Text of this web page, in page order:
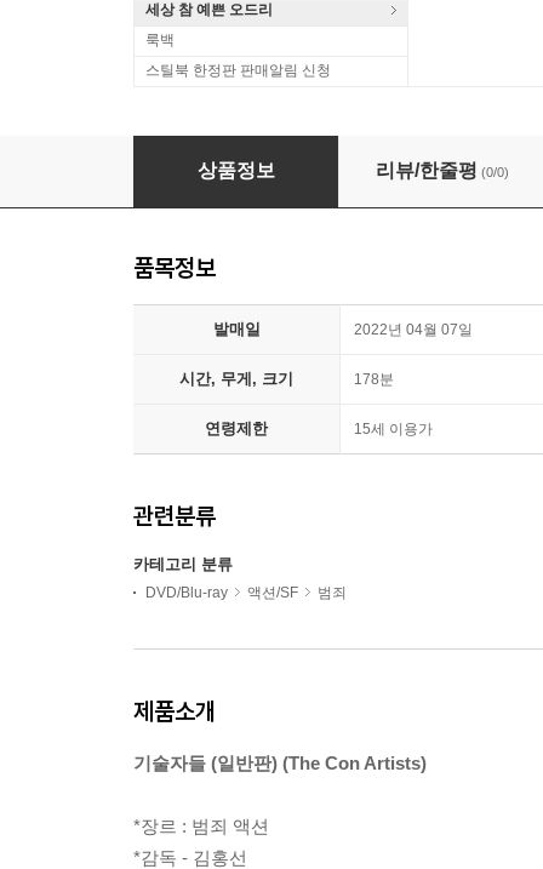
세상 참 예쁜 오드리
룩백
스틸북 한정판 판매알림 신청
기술자들 (2Disc, 일반판)
상품정보 리뷰/한줄평 (0/0)
품목정보
발매일 2022년 04월 07일
시간, 무게, 크기 178분
연령제한 15세 이용가
관련분류
카테고리 분류
DVD/Blu-ray 액션/SF 범죄
제품소개
기술자들 (일반판) (The Con Artists)
*장르 : 범죄 액션
*감독 - 김홍선